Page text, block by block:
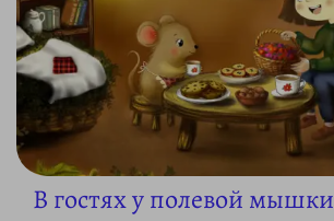
В гостях у полевой мышки